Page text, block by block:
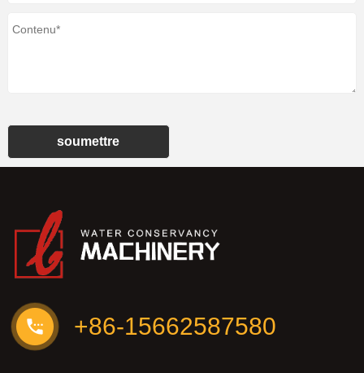
soumettre
+86-15662587580